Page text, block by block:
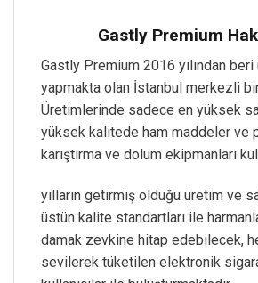
Gastly Premium
Gastly Premium 2016 yılından
yapmakta olan İstanbul merkezli
Üretimlerinde sadece en yüksek
yüksek kalitede ham maddeler ve
karıştırma ve dolum ekipmanları
yılların getirmiş olduğu üretim ve
üstün kalite standartları ile
damak zevkine hitap edebilecek,
sevilerek tüketilen elektronik